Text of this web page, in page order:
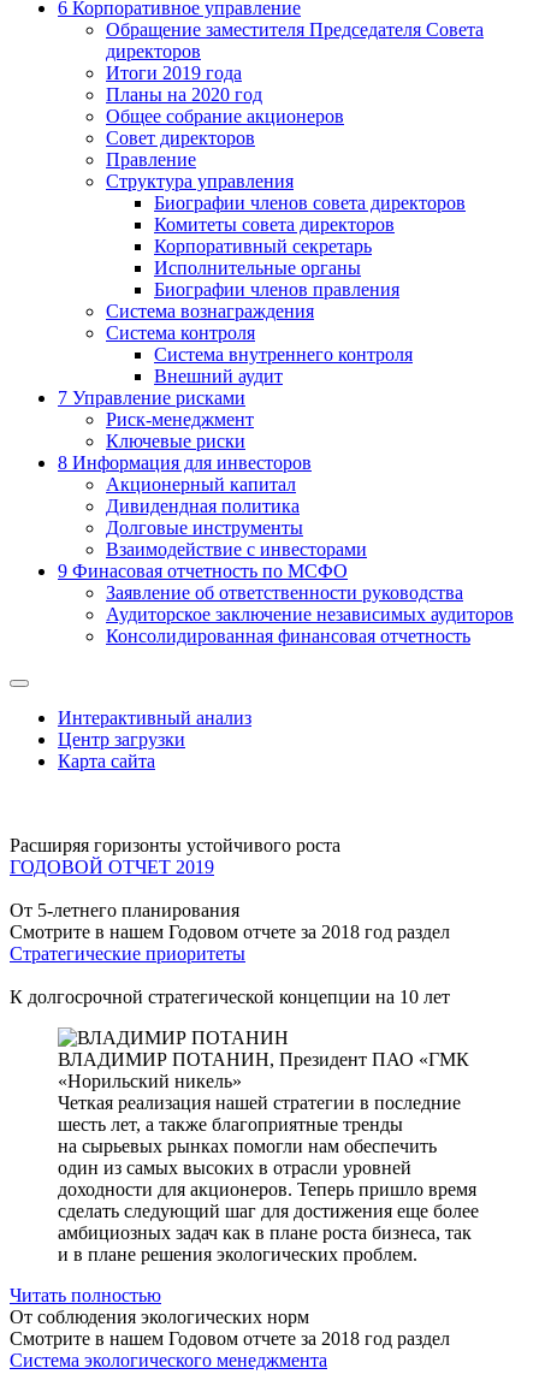
6 Корпоративное управление
Обращение заместителя Председателя Совета
директоров
Итоги 2019 года
Планы на 2020 год
Общее собрание акционеров
Совет директоров
Правление
Структура управления
Биографии членов совета директоров
Комитеты совета директоров
Корпоративный секретарь
Исполнительные органы
Биографии членов правления
Система вознаграждения
Система контроля
Система внутреннего контроля
Внешний аудит
7 Управление рисками
Риск-менеджмент
Ключевые риски
8 Информация для инвесторов
Акционерный капитал
Дивидендная политика
Долговые инструменты
Взаимодействие с инвеcторами
9 Финасовая отчетность по МСФО
Заявление об ответственности руководства
Аудиторское заключение независимых аудиторов
Консолидированная финансовая отчетность
Интерактивный анализ
Центр загрузки
Карта сайта
Расширяя горизонты устойчивого роста
ГОДОВОЙ ОТЧЕТ 2019
От 5-летнего планирования
Смотрите в нашем Годовом отчете за 2018 год раздел
Стратегические приоритеты
К долгосрочной стратегической концепции на 10 лет
ВЛАДИМИР ПОТАНИН, Президент ПАО «ГМК
«Норильский никель»
Четкая реализация нашей стратегии в последние
шесть лет, а также благоприятные тренды
на сырьевых рынках помогли нам обеспечить
один из самых высоких в отрасли уровней
доходности для акционеров. Теперь пришло время
сделать следующий шаг для достижения еще более
амбициозных задач как в плане роста бизнеса, так
и в плане решения экологических проблем.
Читать полностью
От соблюдения экологических норм
Смотрите в нашем Годовом отчете за 2018 год раздел
Система экологического менеджмента